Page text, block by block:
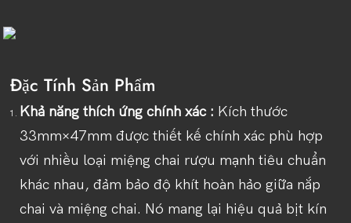
Đặc Tính Sản Phẩm
Khả năng thích ứng chính xác : Kích thước
33mm×47mm được thiết kế chính xác phù hợp
với nhiều loại miệng chai rượu mạnh tiêu chuẩn
khác nhau, đảm bảo độ khít hoàn hảo giữa nắp
chai và miệng chai. Nó mang lại hiệu quả bịt kín